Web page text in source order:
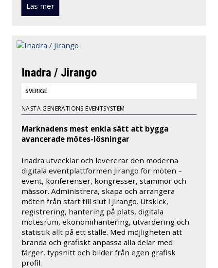
Läs mer
Inadra / Jirango
SVERIGE
NÄSTA GENERATIONS EVENTSYSTEM
Marknadens mest enkla sätt att bygga
avancerade mötes-lösningar
Inadra utvecklar och levererar den moderna
digitala eventplattformen Jirango för möten –
event, konferenser, kongresser, stämmor och
mässor. Administrera, skapa och arrangera
möten från start till slut i Jirango. Utskick,
registrering, hantering på plats, digitala
mötesrum, ekonomihantering, utvärdering och
statistik allt på ett ställe. Med möjligheten att
branda och grafiskt anpassa alla delar med
färger, typsnitt och bilder från egen grafisk
profil.